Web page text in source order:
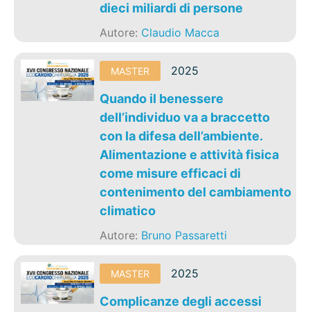
dieci miliardi di persone
Autore: Claudio Macca
MASTER 2025
Quando il benessere
dell’individuo va a braccetto
con la difesa dell’ambiente.
Alimentazione e attività fisica
come misure efficaci di
contenimento del cambiamento
climatico
Autore: Bruno Passaretti
MASTER 2025
Complicanze degli accessi